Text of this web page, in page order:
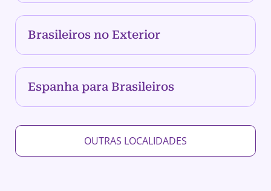
Brasileiros no Exterior
Espanha para Brasileiros
OUTRAS LOCALIDADES